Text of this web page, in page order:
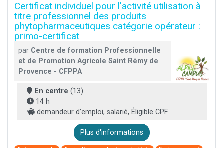
Certificat individuel pour l'activité utilisation à
titre professionnel des produits
phytopharmaceutiques catégorie opérateur :
primo-certificat
par Centre de formation Professionnelle
et de Promotion Agricole Saint Rémy de
Provence - CFPPA
En centre (13)
14 h
demandeur d’emploi, salarié, Éligible CPF
Plus d'informations